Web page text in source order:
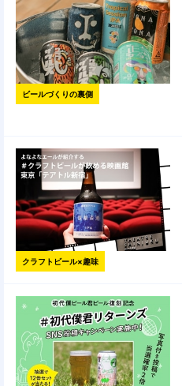
ビールづくりの裏側
クラフトビール×趣味